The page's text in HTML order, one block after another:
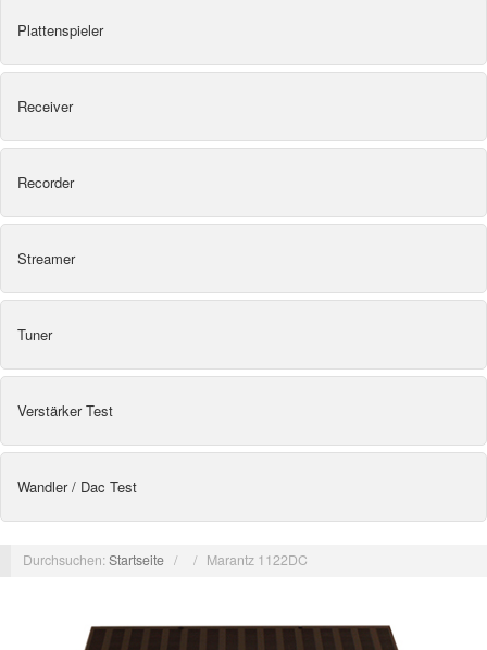
Plattenspieler
Receiver
Recorder
Streamer
Tuner
Verstärker Test
Wandler / Dac Test
Durchsuchen:Startseite / / Marantz 1122DC